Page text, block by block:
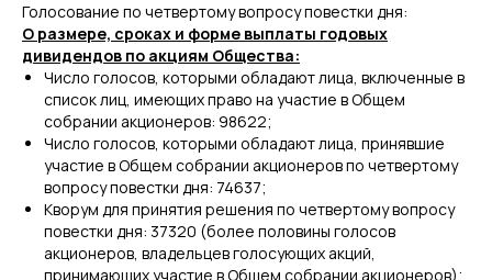
Голосование по четвертому вопросу повестки дня:
О размере, сроках и форме выплаты годовых
дивидендов по акциям Общества:
Число голосов, которыми обладают лица, включенные в
список лиц, имеющих право на участие в Общем
собрании акционеров: 98622;
Число голосов, которыми обладают лица, принявшие
участие в Общем собрании акционеров по четвертому
вопросу повестки дня: 74637;
Кворум для принятия решения по четвертому вопросу
повестки дня: 37320 (более половины голосов
акционеров, владельцев голосующих акций,
принимающих участие в Общем собрании акционеров);